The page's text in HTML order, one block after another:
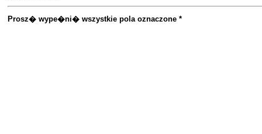
Prosz� wype�ni� wszystkie pola oznaczone *